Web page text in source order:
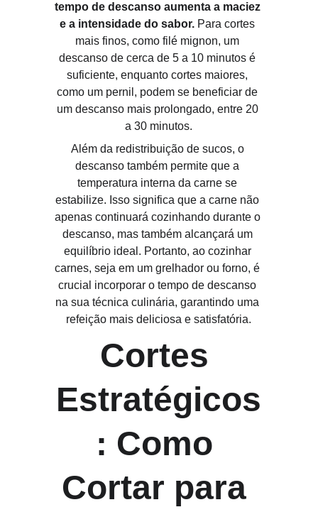
tempo de descanso aumenta a maciez
e a intensidade do sabor. Para cortes
mais finos, como filé mignon, um
descanso de cerca de 5 a 10 minutos é
suficiente, enquanto cortes maiores,
como um pernil, podem se beneficiar de
um descanso mais prolongado, entre 20
a 30 minutos.
Além da redistribuição de sucos, o
descanso também permite que a
temperatura interna da carne se
estabilize. Isso significa que a carne não
apenas continuará cozinhando durante o
descanso, mas também alcançará um
equilíbrio ideal. Portanto, ao cozinhar
carnes, seja em um grelhador ou forno, é
crucial incorporar o tempo de descanso
na sua técnica culinária, garantindo uma
refeição mais deliciosa e satisfatória.
Cortes
Estratégicos
: Como
Cortar para